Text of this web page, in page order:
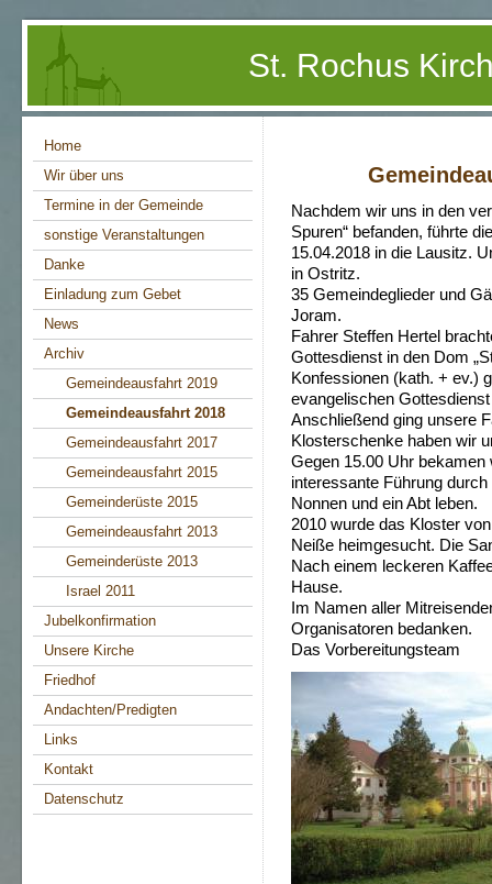
St. Rochus
Home
Wir über uns
Termine in der Gemeinde
sonstige Veranstaltungen
Danke
Einladung zum Gebet
News
Archiv
Gemeindeausfahrt 2019
Gemeindeausfahrt 2018
Gemeindeausfahrt 2017
Gemeindeausfahrt 2015
Gemeinderüste 2015
Gemeindeausfahrt 2013
Gemeinderüste 2013
Israel 2011
Jubelkonfirmation
Unsere Kirche
Friedhof
Andachten/Predigten
Links
Kontakt
Datenschutz
Nachdem wir uns in den
Spuren“ befanden, führte
15.04.2018 in die Lausitz.
in Ostritz.
35 Gemeindeglieder und
Joram.
Fahrer Steffen Hertel
Gottesdienst in den Dom
Konfessionen (kath. + ev.)
evangelischen
Anschließend ging unsere
Klosterschenke haben wir
Gegen 15.00 Uhr
interessante Führung
Nonnen und ein Abt leben.
2010 wurde das Kloster
Neiße heimgesucht. Die
Nach einem leckeren
Hause.
Im Namen aller
Organisatoren bedanken.
Das Vorbereitungsteam